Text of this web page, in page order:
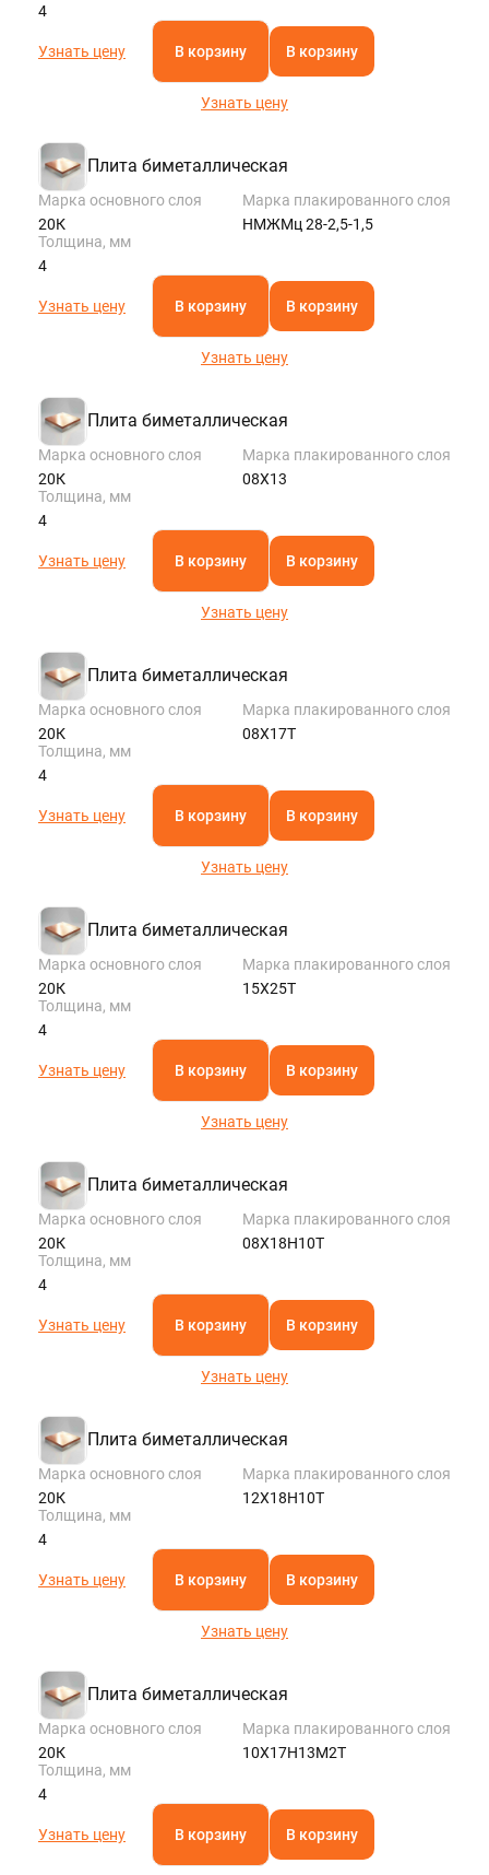
4
Узнать цену В корзину В корзину
Узнать цену
Плита биметаллическая
Марка основного слоя
20К
Марка плакированного слоя
НМЖМц 28-2,5-1,5
Толщина, мм
4
Узнать цену В корзину В корзину
Узнать цену
Плита биметаллическая
Марка основного слоя
20К
Марка плакированного слоя
08Х13
Толщина, мм
4
Узнать цену В корзину В корзину
Узнать цену
Плита биметаллическая
Марка основного слоя
20К
Марка плакированного слоя
08Х17Т
Толщина, мм
4
Узнать цену В корзину В корзину
Узнать цену
Плита биметаллическая
Марка основного слоя
20К
Марка плакированного слоя
15Х25Т
Толщина, мм
4
Узнать цену В корзину В корзину
Узнать цену
Плита биметаллическая
Марка основного слоя
20К
Марка плакированного слоя
08Х18Н10Т
Толщина, мм
4
Узнать цену В корзину В корзину
Узнать цену
Плита биметаллическая
Марка основного слоя
20К
Марка плакированного слоя
12Х18Н10Т
Толщина, мм
4
Узнать цену В корзину В корзину
Узнать цену
Плита биметаллическая
Марка основного слоя
20К
Марка плакированного слоя
10Х17Н13М2Т
Толщина, мм
4
Узнать цену В корзину В корзину